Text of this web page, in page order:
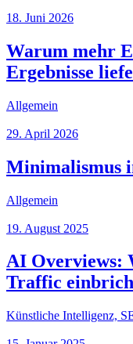
18. Juni 2026
Warum mehr
Ergebnisse
Allgemein
29. April 2026
Minimalismus
Allgemein
19. August 2025
AI Overviews:
Traffic
Künstliche Intelligenz,